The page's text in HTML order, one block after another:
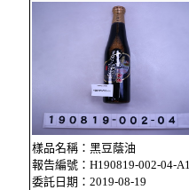
樣品名稱：黑豆蔭油
報告編號：H190819-002-04-A1
委託日期：2019-08-19